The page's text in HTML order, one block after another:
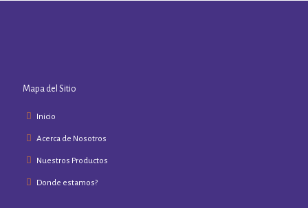
Mapa del Sitio
Inicio
Acerca de Nosotros
Nuestros Productos
Donde estamos?